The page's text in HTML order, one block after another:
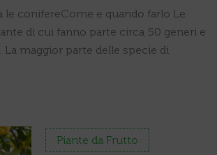
le conifereCome e quando farlo Le
di cui fanno parte circa 50 generi e
La maggior parte delle specie di
Piante da Frutto